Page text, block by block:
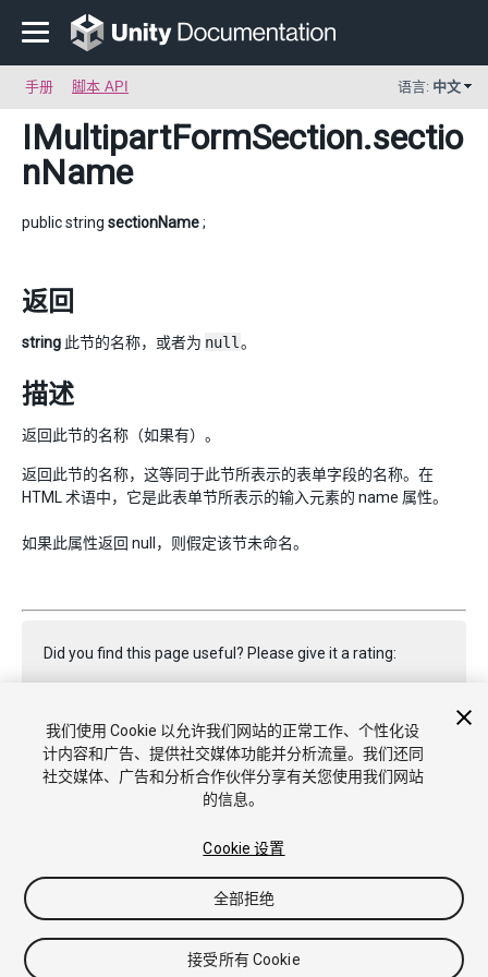
手册 脚本 API 语言: 中文
IMultipartFormSection.sectio
nName
public string sectionName;
返回
string 此节的名称，或者为 null 。
描述
返回此节的名称（如果有）。
返回此节的名称，这等同于此节所表示的表单字段的名称。在
HTML 术语中，它是此表单节所表示的输入元素的 name 属性。
如果此属性返回 null，则假定该节未命名。
Did you find this page useful? Please give it a rating:
Report a problem on this page
版权所有 © 2020 Unity Technologies. Publication 2018.4
律条款
Cookie
不要出售或分享我的个人信息
我们使用 Cookie 以允许我们网站的正常工作、个性化设
计内容和广告、提供社交媒体功能并分析流量。我们还同
社交媒体、广告和分析合作伙伴分享有关您使用我们网站
的信息。
Cookie 设置
全部拒绝
接受所有 Cookie